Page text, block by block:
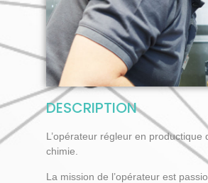
DESCRIPTION
L’opérateur régleur en productique
chimie.
La mission de l’opérateur est